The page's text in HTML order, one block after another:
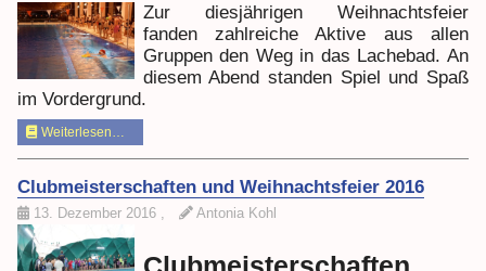
Zur diesjährigen Weihnachtsfeier
fanden zahlreiche Aktive aus allen
Gruppen den Weg in das Lachebad. An
diesem Abend standen Spiel und Spaß
im Vordergrund.
Weiterlesen…
Clubmeisterschaften und Weihnachtsfeier 2016
13. Dezember 2016 Antonia Kohl